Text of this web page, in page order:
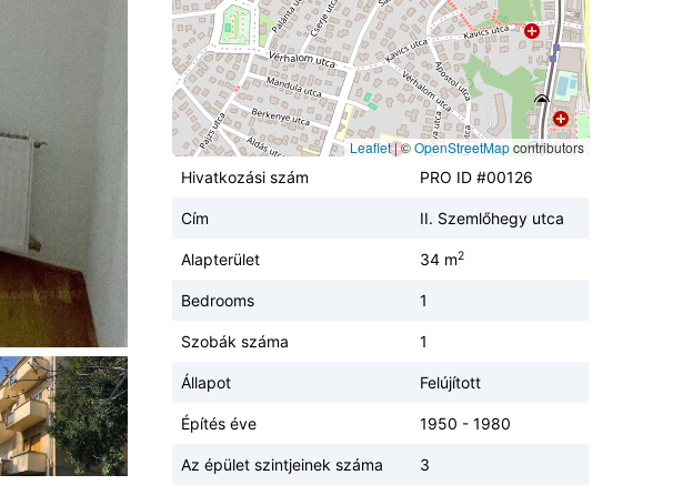
Leaflet|©OpenStreetMapcontributors
Hivatkozási szám
PRO ID #00126
Cím II. Szemlőhegy utca
Alapterület 34 m2
Bedrooms 1
Szobák száma 1
Állapot Felújított
Építés éve 1950 - 1980
Az épület szintjeinek száma 3